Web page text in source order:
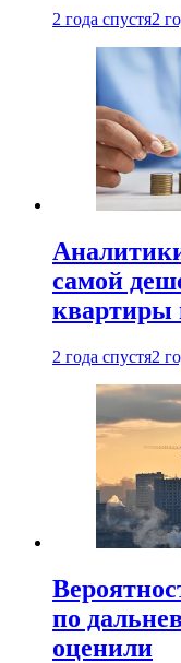
2 года спустя2
самой
квартиры
2 года спустя2
по
оценили